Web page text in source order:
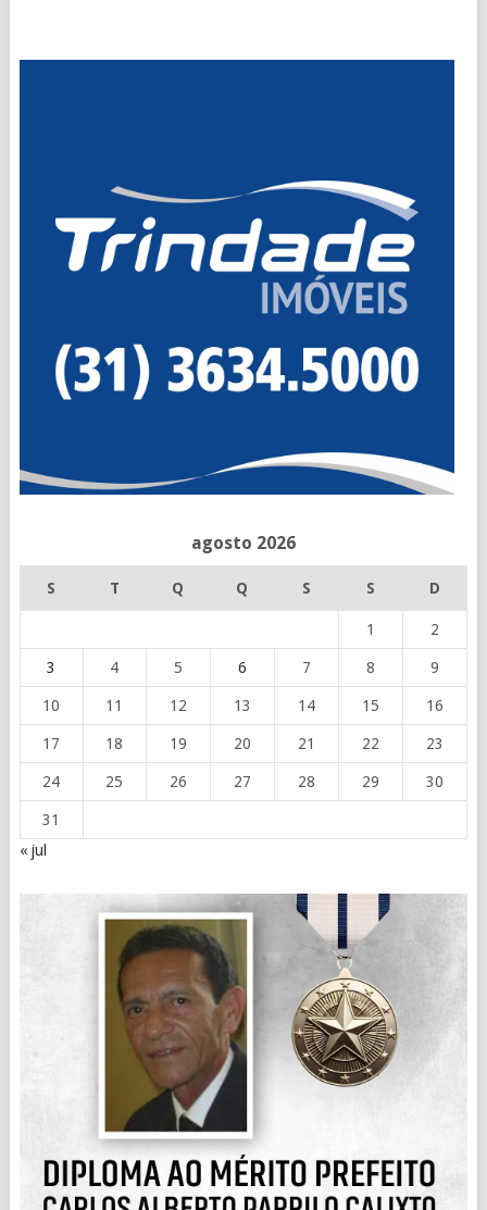
agosto 2026
S T Q Q S S D
1 2
3 4 5 6 7 8 9
10 11 12 13 14 15 16
17 18 19 20 21 22 23
24 25 26 27 28 29 30
31
« jul